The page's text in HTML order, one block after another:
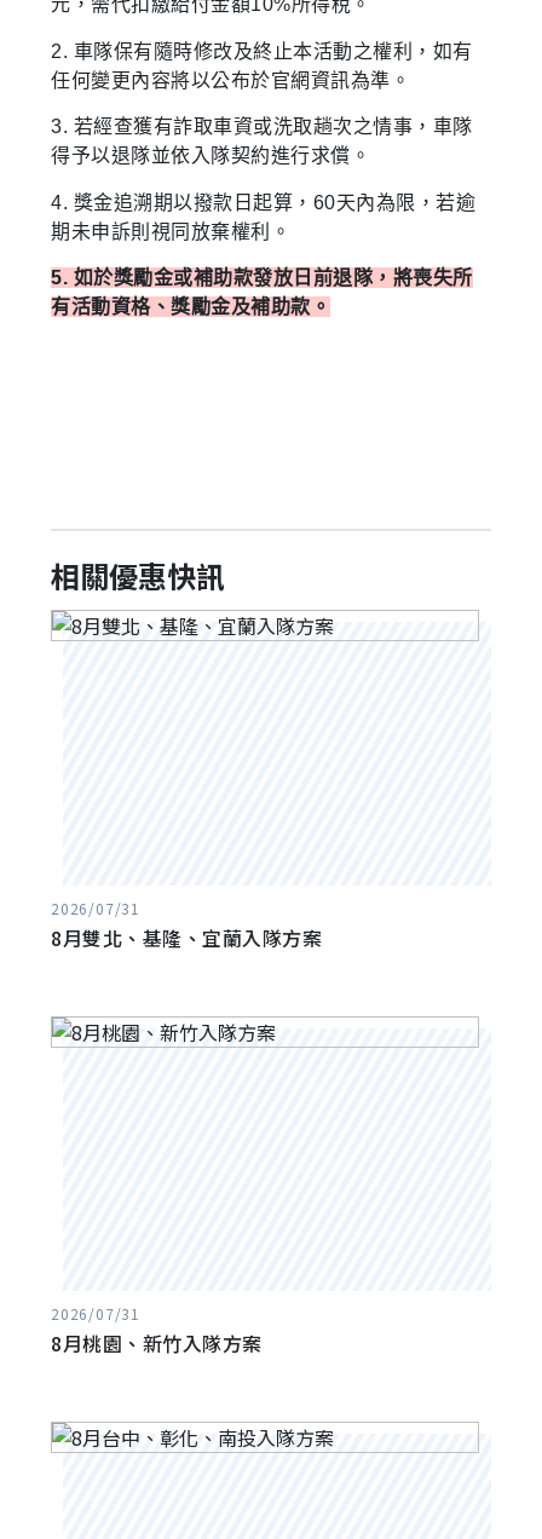
元，需代扣繳給付金額10%所得稅。
2. 車隊保有隨時修改及終止本活動之權利，如有
任何變更內容將以公布於官網資訊為準。
3. 若經查獲有詐取車資或洗取趟次之情事，車隊
得予以退隊並依入隊契約進行求償。
4. 獎金追溯期以撥款日起算，60天內為限，若逾
期未申訴則視同放棄權利。
5. 如於獎勵金或補助款發放日前退隊，將喪失所
有活動資格、獎勵金及補助款。
相關優惠快訊
2026/07/31
8月雙北、基隆、宜蘭入隊方案
2026/07/31
8月桃園、新竹入隊方案